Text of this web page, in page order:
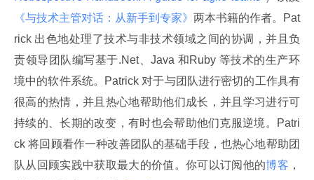
《与技术主管对话：从新手到专家》 两本书籍的作者。Pat
rick 出色地处理了技术与非技术领域之间的协调，并且负
责领导团队编写基于.Net、Java 和Ruby 等技术的生产环
境中的软件系统。Patrick 对于与团队进行密切的工作具有
很高的热情，并且热心地帮助他们成长，并且学习进行可
持续的、长期的改变，有时也会帮助他们克服逆境。Patri
ck 将回顾看作一种改善团队的基础手段，也热心地帮助团
队从回顾实践中获取最大的价值。你可以订阅他的博客 ，